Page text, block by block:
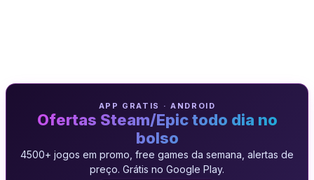
APP GRATIS · ANDROID
Ofertas Steam/Epic todo dia no
bolso
4500+ jogos em promo, free games da semana, alertas de
preço. Grátis no Google Play.